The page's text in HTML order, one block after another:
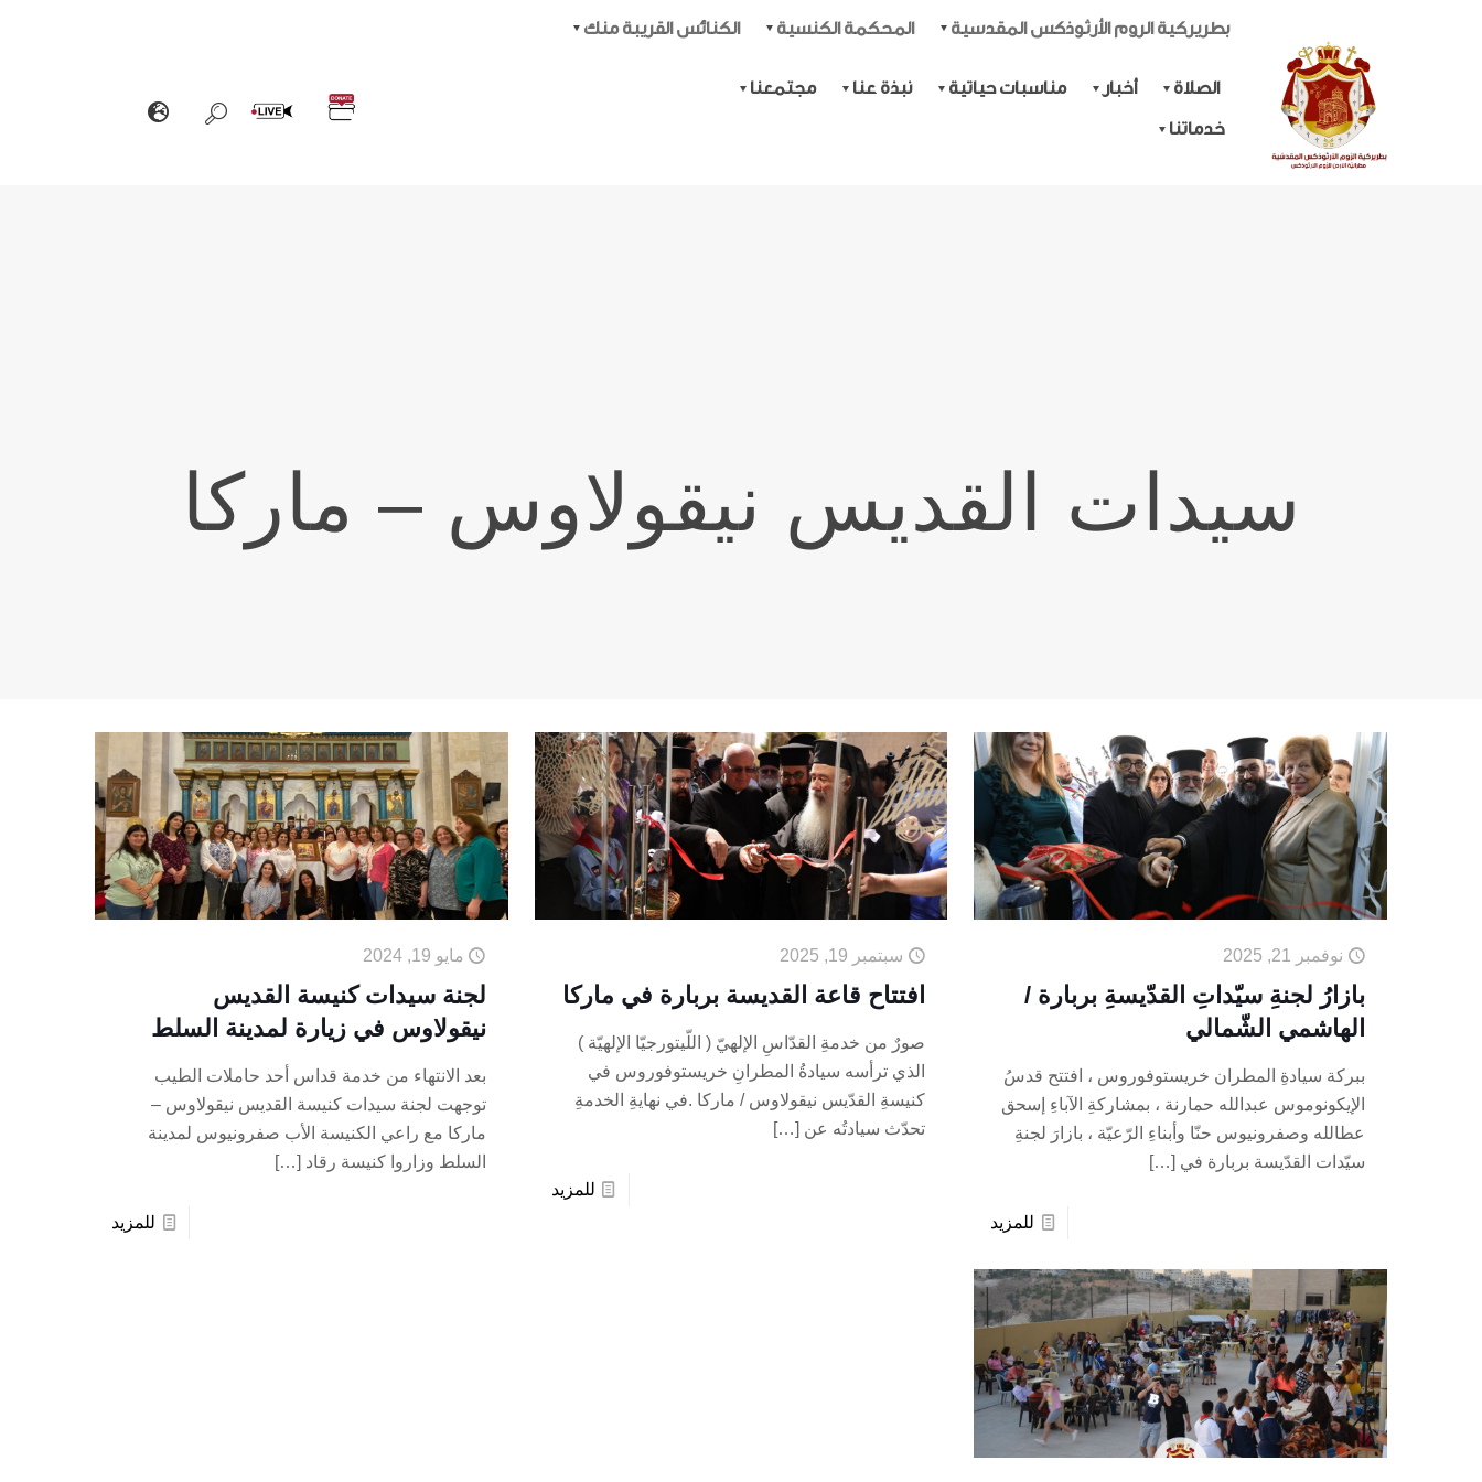
بطريركية الروم الأرثوذكس المقدسية المحكمة الكنسية الكنائس القريبة منك
الصلاة أخبار مناسبات حياتية نبذة عنا مجتمعنا
خدماتنا
سيدات القديس نيقولاوس – ماركا
نوفمبر 21, 2025
بازارُ لجنةِ سيّداتِ القدّيسةِ بربارة /
الهاشمي الشّمالي
ببركة سيادةِ المطران خريستوفوروس ، افتتح قدسُ
الإيكونوموس عبدالله حمارنة ، بمشاركةِ الآباءِ إسحق
عطالله وصفرونيوس حنّا وأبناءِ الرّعيّة ، بازارَ لجنةِ
سيّدات القدّيسة بربارة في […]
للمزيد
سبتمبر 19, 2025
افتتاح قاعة القديسة بربارة في ماركا
صورٌ من خدمةِ القدّاسِ الإلهيّ ( اللّيتورجيّا الإلهيّة )
الذي ترأسه سيادةُ المطرانِ خريستوفوروس في
كنيسةِ القدّيس نيقولاوس / ماركا .في نهايةِ الخدمةِ
تحدّث سيادتُه عن […]
للمزيد
مايو 19, 2024
لجنة سيدات كنيسة القديس
نيقولاوس في زيارة لمدينة السلط
بعد الانتهاء من خدمة قداس أحد حاملات الطيب
توجهت لجنة سيدات كنيسة القديس نيقولاوس –
ماركا مع راعي الكنيسة الأب صفرونيوس لمدينة
السلط وزاروا كنيسة رقاد […]
للمزيد